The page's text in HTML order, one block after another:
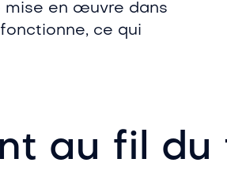
mise en œuvre dans
ce qui
au fil du